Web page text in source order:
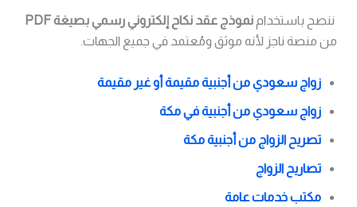
ننصح باستخدام نموذج عقد نكاح إلكتروني رسمي بصيغة PDF
من منصة ناجز لأنه موثق ومُعتمد في جميع الجهات.
زواج سعودي من أجنبية مقيمة أو غير مقيمة
زواج سعودي من أجنبية في مكة
تصريح الزواج من أجنبية مكة
تصاريح الزواج
مكتب خدمات عامة